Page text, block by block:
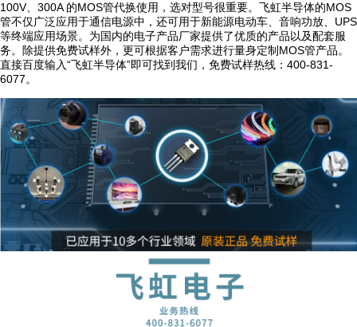
100V、300A 的MOS管代换使用，选对型号很重要。飞虹半导体的MOS
管不仅广泛应用于通信电源中，还可用于新能源电动车、音响功放、UPS
等终端应用场景。为国内的电子产品厂家提供了优质的产品以及配套服
务。除提供免费试样外，更可根据客户需求进行量身定制MOS管产品。
直接百度输入“飞虹半导体”即可找到我们，免费试样热线：400-831-
6077。